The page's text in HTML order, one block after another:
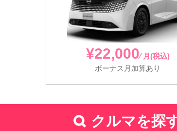
¥22,000⁄ 月(税込)
ボーナス月加算あり
クルマを探